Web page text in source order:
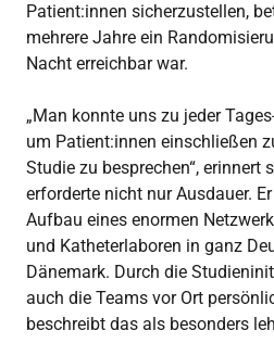
Patient:innen sicherzustellen,
mehrere Jahre ein
Nacht erreichbar war.
„Man konnte uns zu jeder
um Patient:innen einschließen
Studie zu besprechen“, erinnert
erforderte nicht nur Ausdauer.
Aufbau eines enormen
und Katheterlaboren in ganz
Dänemark. Durch die
auch die Teams vor Ort
beschreibt das als besonders